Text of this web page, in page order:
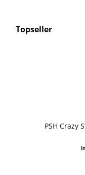
Topseller
PSH Crazy